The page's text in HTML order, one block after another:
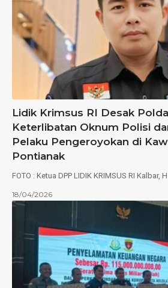
Lidik Krimsus RI Desak
Keterlibatan Oknum Polisi
Pelaku Pengeroyokan di
Pontianak
FOTO : Ketua DPP LIDIK KRIMSUS RI Kalbar,
18/04/2026